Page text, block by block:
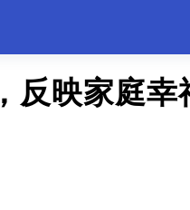
反映家庭幸